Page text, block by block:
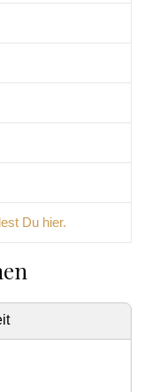
Du hier.